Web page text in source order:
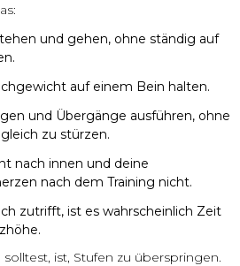
und gehen, ohne ständig auf
auf einem Bein halten.
und Übergänge ausführen, ohne
zu stürzen.
nach innen und deine
nach dem Training nicht.
zutrifft, ist es wahrscheinlich Zeit
ist, Stufen zu überspringen.